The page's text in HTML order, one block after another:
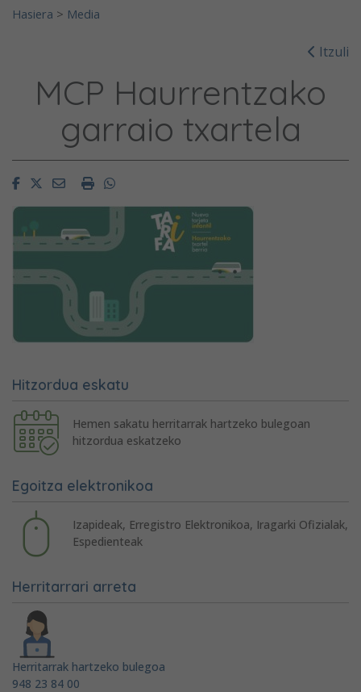
Hasiera > Media
Itzuli
MCP Haurrentzako
garraio txartela
FacebookTwitterEmailImprimirWhatsapp
Hitzordua eskatu
Hemen sakatu herritarrak hartzeko bulegoan
hitzordua eskatzeko
Egoitza elektronikoa
Izapideak, Erregistro Elektronikoa, Iragarki Ofizialak,
Espedienteak
Herritarrari arreta
Herritarrak hartzeko bulegoa
948 23 84 00